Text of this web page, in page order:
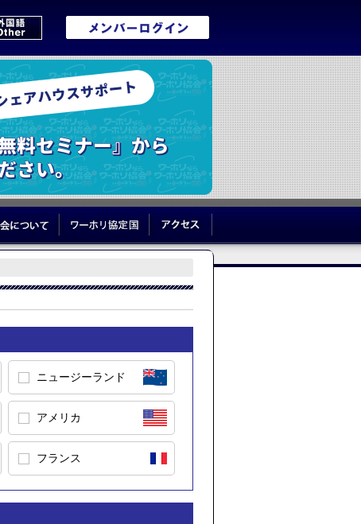
リブログ ワーホリ協定国
ニュージーランド
アメリカ
フランス